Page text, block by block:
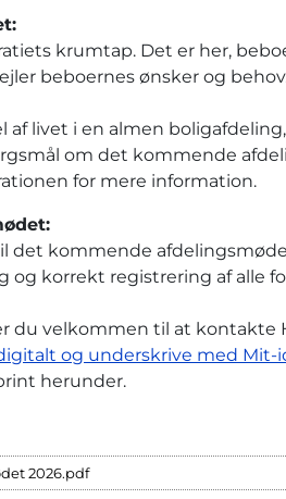
krumtap. Det er her,
beboernes ønsker og
livet i en almen
om det kommende
for mere information.
det kommende
og korrekt registrering af alle
du velkommen til at kontakte
og underskrive med Mit-
herunder.
2026.pdf